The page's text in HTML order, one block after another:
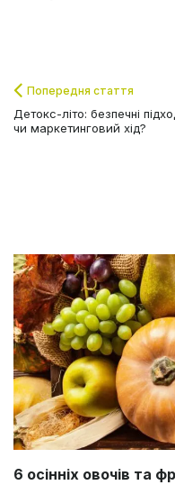
6 осінніх овочів та
Попередня стаття
Детокс-літо: безпечні
чи маркетинговий хід?